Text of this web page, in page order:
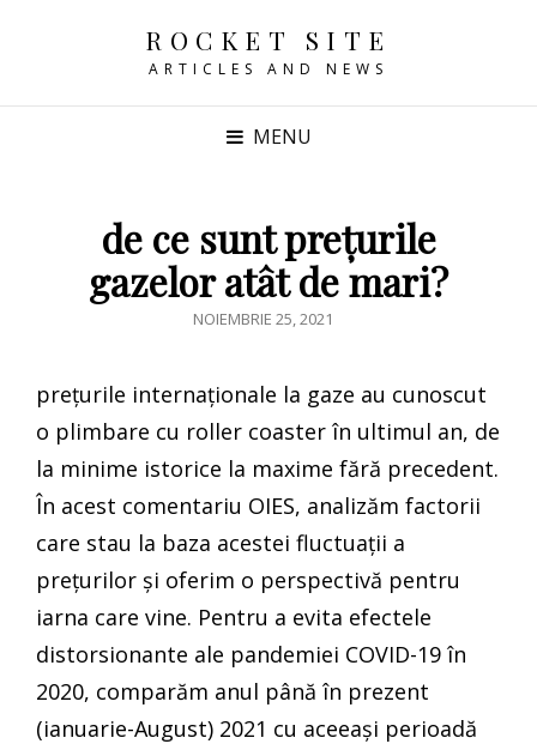
ROCKET SITE
ARTICLES AND NEWS
MENU
de ce sunt prețurile
gazelor atât de mari?
POSTED
NOIEMBRIE 25, 2021
prețurile internaționale la gaze au cunoscut
o plimbare cu roller coaster în ultimul an, de
la minime istorice la maxime fără precedent.
În acest comentariu OIES, analizăm factorii
care stau la baza acestei fluctuații a
prețurilor și oferim o perspectivă pentru
iarna care vine. Pentru a evita efectele
distorsionante ale pandemiei COVID-19 în
2020, comparăm anul până în prezent
(ianuarie-August) 2021 cu aceeași perioadă